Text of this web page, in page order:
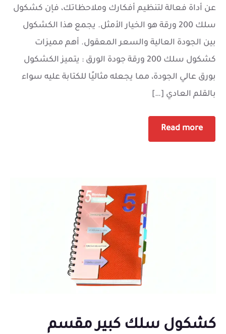
عن أداة فعالة لتنظيم أفكارك وملاحظاتك، فإن كشكول
سلك 200 ورقة هو الخيار الأمثل. يجمع هذا الكشكول
بين الجودة العالية والسعر المعقول. أهم مميزات
كشكول سلك 200 ورقة جودة الورق : يتميز الكشكول
بورق عالي الجودة، مما يجعله مثاليًا للكتابة عليه سواء
بالقلم العادي […]
Read more
كشكول سلك كبير مقسم